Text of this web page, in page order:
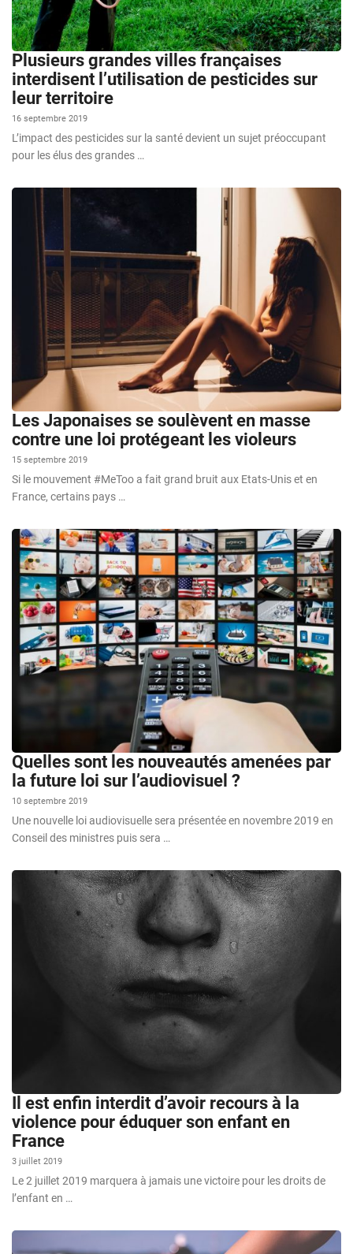
Plusieurs grandes villes françaises
interdisent l’utilisation de pesticides sur
leur territoire
16 septembre 2019
L’impact des pesticides sur la santé devient un sujet préoccupant
pour les élus des grandes …
Les Japonaises se soulèvent en masse
contre une loi protégeant les violeurs
15 septembre 2019
Si le mouvement #MeToo a fait grand bruit aux Etats-Unis et en
France, certains pays …
Quelles sont les nouveautés amenées par
la future loi sur l’audiovisuel ?
10 septembre 2019
Une nouvelle loi audiovisuelle sera présentée en novembre 2019 en
Conseil des ministres puis sera …
Il est enfin interdit d’avoir recours à la
violence pour éduquer son enfant en
France
3 juillet 2019
Le 2 juillet 2019 marquera à jamais une victoire pour les droits de
l’enfant en …